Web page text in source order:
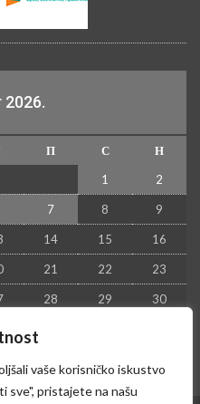
vaše korisničko iskustvo
sve", pristajete na našu
2026.
П С
Н
1
2
7 8 9
14 15 16
21 22 23
28 29 30